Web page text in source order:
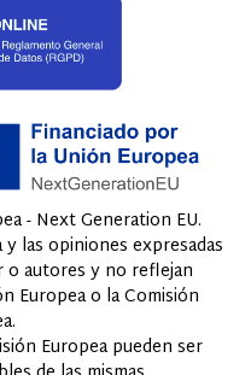
- Next Generation EU.
las opiniones expresadas
o autores y no reflejan
Europea o la Comisión
Europea pueden ser